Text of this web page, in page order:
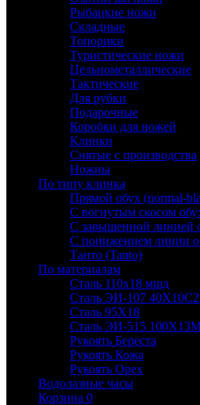
Рыбацкие ножи
Складные
Топорики
Туристические ножи
Цельнометаллические
Тактические
Для рубки
Подарочные
Коробки для ножей
Клинки
Снятые с производства
Ножны
По типу клинка
Прямой обух (normal-
С вогнутым скосом
С завышенной линией
С понижением линии
Танто (Tanto)
По материалам
Сталь 110х18 мшд
Сталь ЭИ-107
Сталь 95Х18
Сталь ЭИ-515
Рукоять Береста
Рукоять Кожа
Рукоять Орех
Водолазные часы
Корзина 0